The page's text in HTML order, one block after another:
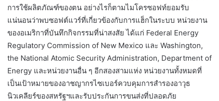
การใช้ผลิตภัณฑ์ของตน อย่างไรก็ตามไมโครซอฟท์ยอมรับ
แน่นอนว่าพบซอฟต์แวร์ที่เกี่ยวข้องกับการแฮ็กในระบบ หน่วยงาน
ของอเมริกาที่บันทึกกิจกรรมที่น่าสงสัย ได้แก่ Federal Energy
Regulatory Commission of New Mexico และ Washington,
the National Atomic Security Administration, Department of
Energy และหน่วยงานอื่น ๆ อีกสองสามแห่ง หน่วยงานทั้งหมดที่
เป็นเป้าหมายของอาชญากรไซเบอร์ควบคุมการสำรองอาวุธ
นิวเคลียร์ของสหรัฐฯและรับประกันการขนส่งที่ปลอดภัย